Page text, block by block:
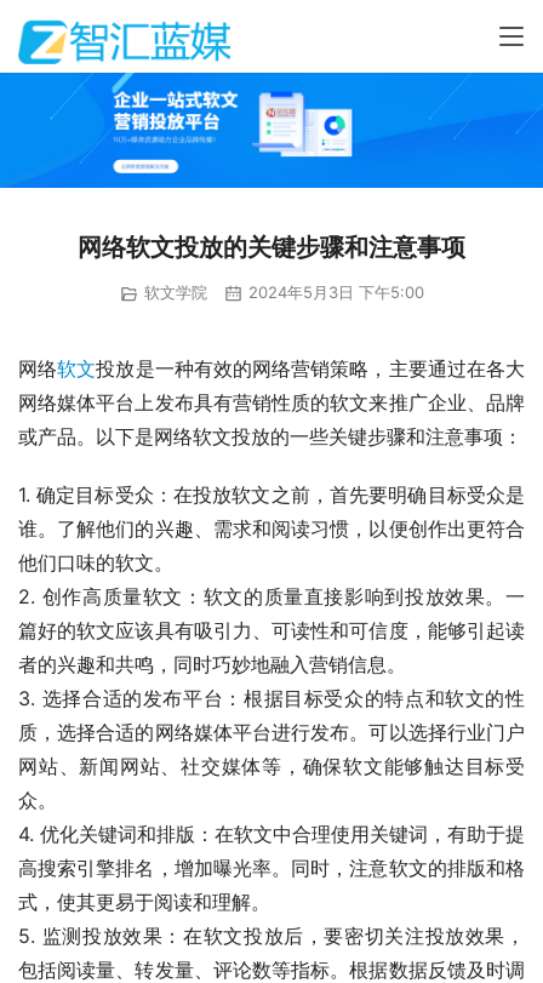
网络软文投放的关键步骤和注意事项
软文学院 2024年5月3日 下午5:00
网络软文投放是一种有效的网络营销策略，主要通过在各大
网络媒体平台上发布具有营销性质的软文来推广企业、品牌
或产品。以下是网络软文投放的一些关键步骤和注意事项：
1. 确定目标受众：在投放软文之前，首先要明确目标受众是
谁。了解他们的兴趣、需求和阅读习惯，以便创作出更符合
他们口味的软文。
2. 创作高质量软文：软文的质量直接影响到投放效果。一
篇好的软文应该具有吸引力、可读性和可信度，能够引起读
者的兴趣和共鸣，同时巧妙地融入营销信息。
3. 选择合适的发布平台：根据目标受众的特点和软文的性
质，选择合适的网络媒体平台进行发布。可以选择行业门户
网站、新闻网站、社交媒体等，确保软文能够触达目标受
众。
4. 优化关键词和排版：在软文中合理使用关键词，有助于提
高搜索引擎排名，增加曝光率。同时，注意软文的排版和格
式，使其更易于阅读和理解。
5. 监测投放效果：在软文投放后，要密切关注投放效果，
包括阅读量、转发量、评论数等指标。根据数据反馈及时调